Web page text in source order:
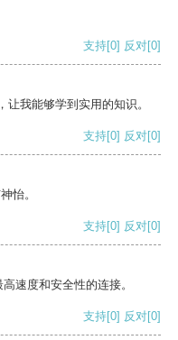
支持[0] 反对[0]
我能够学到实用的知识。
支持[0] 反对[0]
怡。
支持[0] 反对[0]
速度和安全性的连接。
支持[0] 反对[0]